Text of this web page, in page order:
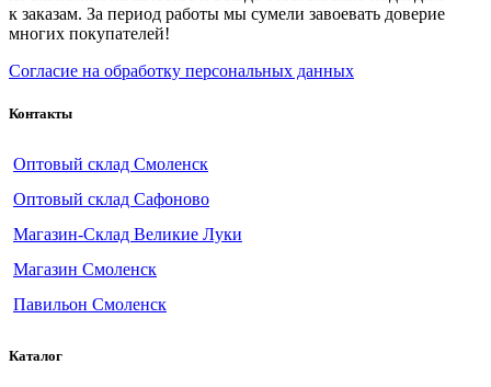
к заказам. За период работы мы сумели завоевать доверие
многих покупателей!
Согласие на обработку персональных данных
Контакты
Оптовый склад Смоленск
Оптовый склад Сафоново
Магазин-Склад Великие Луки
Магазин Смоленск
Павильон Смоленск
Каталог